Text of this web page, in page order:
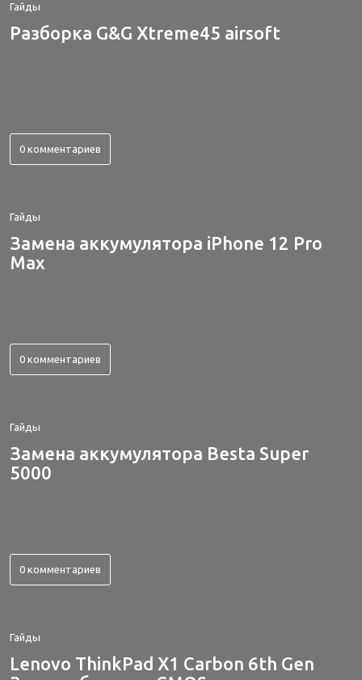
Гайды
Разборка G&G Xtreme45 airsoft
0 комментариев
Гайды
Замена аккумулятора iPhone 12 Pro
Max
0 комментариев
Гайды
Замена аккумулятора Besta Super
5000
0 комментариев
Гайды
Lenovo ThinkPad X1 Carbon 6th Gen